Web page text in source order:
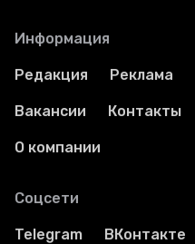
Информация
Редакция Реклама
Вакансии Контакты
О компании
Соцсети
Telegram ВКонтакте